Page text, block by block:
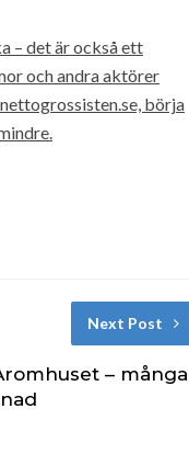
– det är också ett
och andra aktörer
börja
Next Post
– många